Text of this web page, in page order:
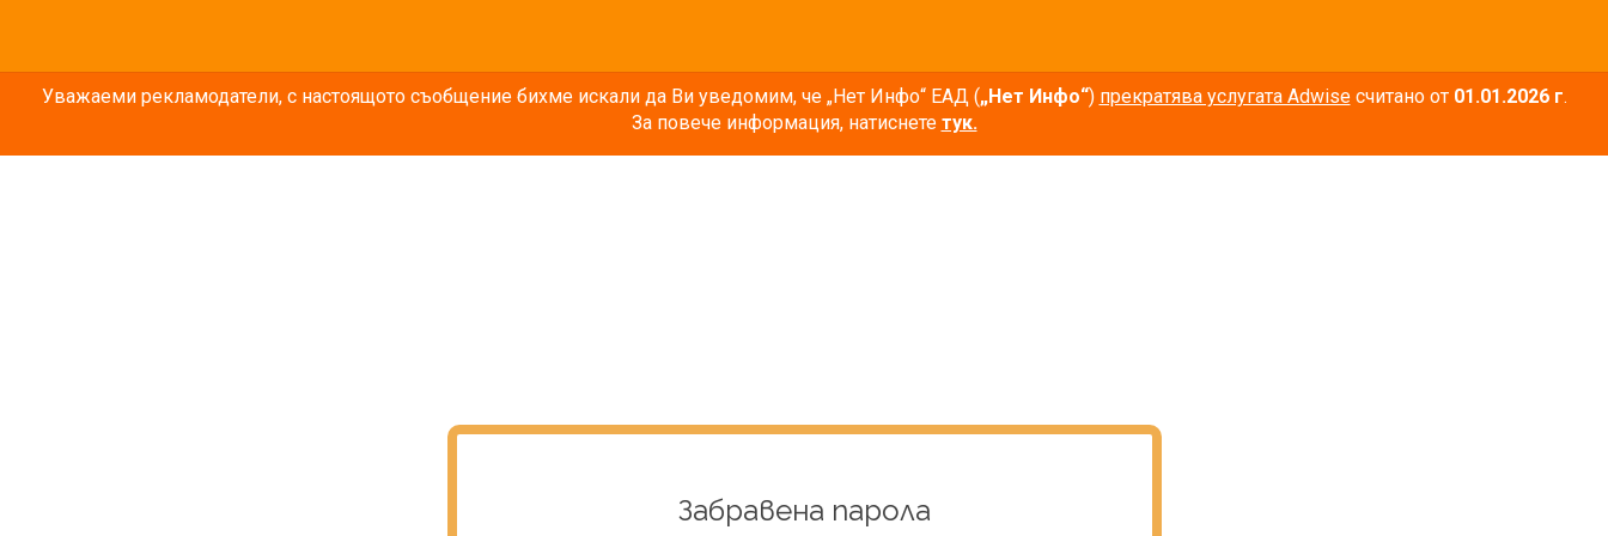
Уважаеми рекламодатели, с настоящото съобщение бихме искали да Ви уведомим, че „Нет Инфо“ ЕАД („Нет Инфо“) прекратява услугата Adwiseсчитано от 01.01.2026 г.
За повече информация, натиснете тук.
Забравена парола